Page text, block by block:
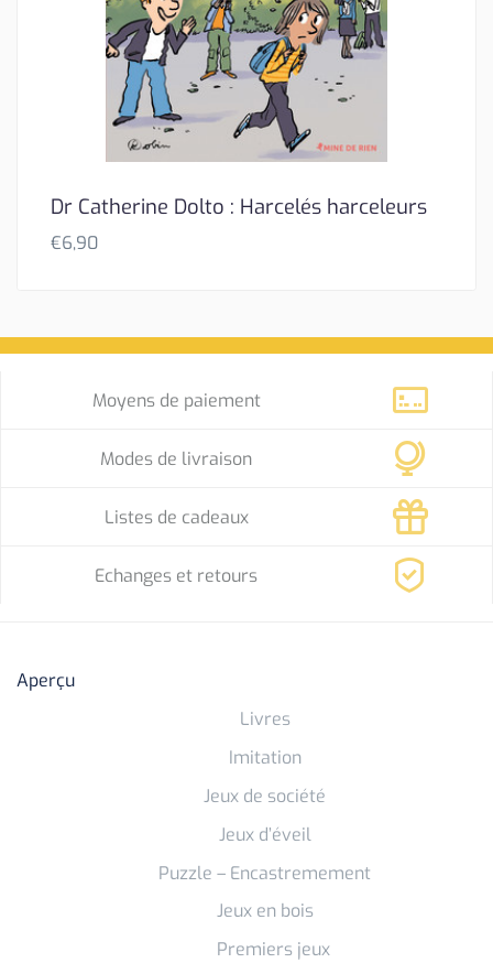
Dr Catherine Dolto : Harcelés harceleurs
€6,90
Moyens de paiement
Modes de livraison
Listes de cadeaux
Echanges et retours
Aperçu
Livres
Imitation
Jeux de société
Jeux d’éveil
Puzzle – Encastremement
Jeux en bois
Premiers jeux